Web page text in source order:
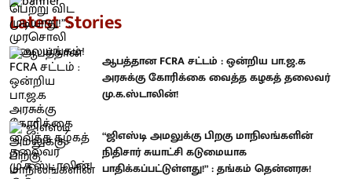
Latest Stories
ஆபத்தான FCRA சட்டம் : ஒன்றிய பா.ஜ.க
அரசுக்கு கோரிக்கை வைத்த கழகத் தலைவர்
மு.க.ஸ்டாலின்!
“ஜிஎஸ்டி அமலுக்கு பிறகு மாநிலங்களின்
நிதிசார் சுயாட்சி கடுமையாக
பாதிக்கப்பட்டுள்ளது!” : தங்கம் தென்னரசு!